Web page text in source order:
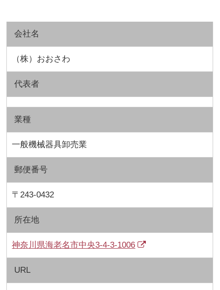
会社名
（株）おおさわ
代表者
業種
一般機械器具卸売業
郵便番号
〒243-0432
所在地
神奈川県海老名市中央3-4-3-1006
URL